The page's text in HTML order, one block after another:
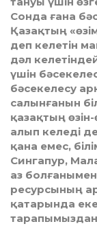
Сонда ғана
Қазақтың
деп келетін
дәл
үшін
бәсекелесу
салынғанын
қазақтың
алып келеді
қана емес,
Сингапур,
аз
ресурсының
қатарында
тарапымыздан